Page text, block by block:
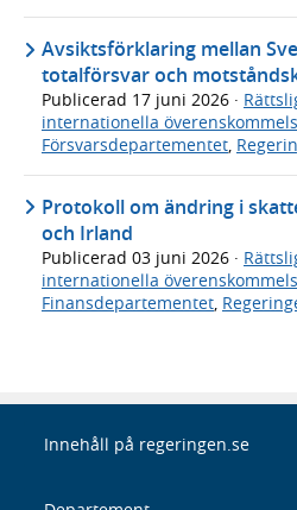
Avsiktsförklaring mellan
totalförsvar och
Publicerad 17 juni 2026 ·
internationella
Försvarsdepartementet,
Protokoll om ändring i
och Irland
Publicerad 03 juni 2026 ·
internationella
Finansdepartementet,
Innehåll på regeringen.se